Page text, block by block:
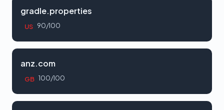
gradle.properties
US 90/100
anz.com
GB 100/100